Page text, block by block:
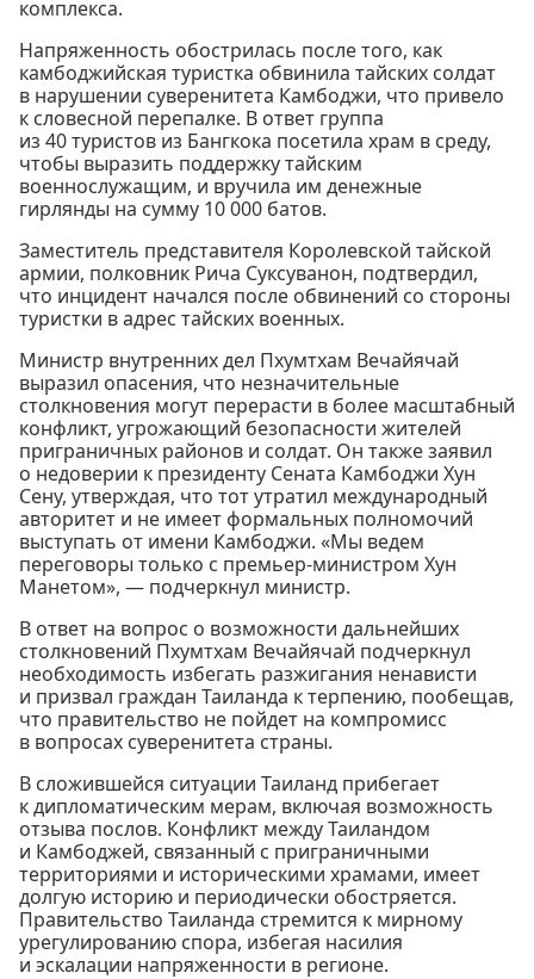
комплекса.
Напряженность обострилась после того, как
камбоджийская туристка обвинила тайских солдат
в нарушении суверенитета Камбоджи, что привело
к словесной перепалке. В ответ группа
из 40 туристов из Бангкока посетила храм в среду,
чтобы выразить поддержку тайским
военнослужащим, и вручила им денежные
гирлянды на сумму 10 000 батов.
Заместитель представителя Королевской тайской
армии, полковник Рича Суксуванон, подтвердил,
что инцидент начался после обвинений со стороны
туристки в адрес тайских военных.
Министр внутренних дел Пхумтхам Вечайячай
выразил опасения, что незначительные
столкновения могут перерасти в более масштабный
конфликт, угрожающий безопасности жителей
приграничных районов и солдат. Он также заявил
о недоверии к президенту Сената Камбоджи Хун
Сену, утверждая, что тот утратил международный
авторитет и не имеет формальных полномочий
выступать от имени Камбоджи. «Мы ведем
переговоры только с премьер-министром Хун
Манетом», — подчеркнул министр.
В ответ на вопрос о возможности дальнейших
столкновений Пхумтхам Вечайячай подчеркнул
необходимость избегать разжигания ненависти
и призвал граждан Таиланда к терпению, пообещав,
что правительство не пойдет на компромисс
в вопросах суверенитета страны.
В сложившейся ситуации Таиланд прибегает
к дипломатическим мерам, включая возможность
отзыва послов. Конфликт между Таиландом
и Камбоджей, связанный с приграничными
территориями и историческими храмами, имеет
долгую историю и периодически обостряется.
Правительство Таиланда стремится к мирному
урегулированию спора, избегая насилия
и эскалации напряженности в регионе.